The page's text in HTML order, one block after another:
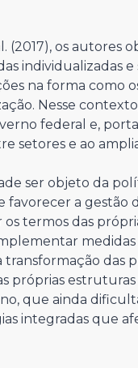
(2017), os autores
individualizadas e
na forma como
Nesse
federal e,
setores e ao
ser objeto da
favorecer a gestão
termos das
das
próprias
que ainda
integradas que